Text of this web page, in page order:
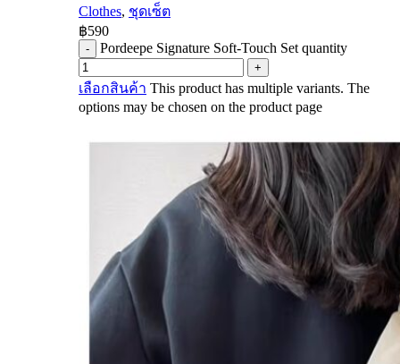
Clothes, ชุดเซ็ต
฿590
Pordeepe Signature Soft-Touch Set quantity
เลือกสินค้า This product has multiple variants. The
options may be chosen on the product page